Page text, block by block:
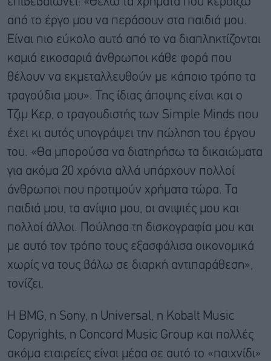
επιβεβαιώνει: «Θέλω τα χρήματα που κερδίζω
από το έργο μου να περάσουν στα παιδιά μου.
Είναι πιο εύκολο αυτό από το να διαπληκτίζονται
καμιά εικοσαριά άνθρωποι κάθε φορά που
θέλουν να εκμεταλλευθούν με κάποιο τρόπο τα
τραγούδια μου». Της ίδιας άποψης είναι και ο
Τζιμ Κερ, ο τραγουδιστής των Simple Minds που
έχει κι αυτός υπογράψει την πώληση του έργου
του. «Θα μπορούσα να διατηρήσω τα δικαιώματα
για ακόμα 20 χρόνια αλλά υπάρχουν πολλοί
άνθρωποι που προτιμούν χρήματα τώρα. Τα
παιδιά μου, τα ανίψια μου, οι ανιψιές μου και
πολλοί άλλοι. Πούλησα τη δισκογραφία μου και
με αυτό τον τρόπο τους εξασφάλισα οικονομικά
χωρίς να τους βάλω σε διαρκή αντιπαράθεση»,
τονίζει.
Η BMG, η Sony, η Universal, η Kobalt Music
Copyrights, η Concord Music Group και πολλές
ακόμα εταιρείες είναι μέσα σε αυτό το «παιχνίδι»